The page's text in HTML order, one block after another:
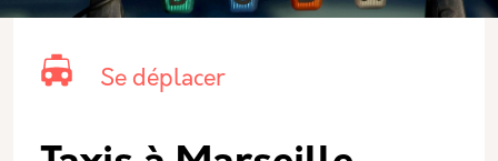
Catégorie principale
IconeNom
Se déplacer